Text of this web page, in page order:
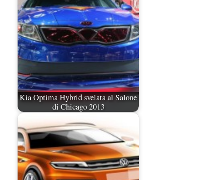
Kia Optima Hybrid svelata al Salone
di Chicago 2013